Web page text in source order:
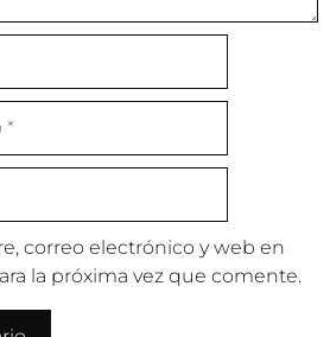
correo electrónico y web en
la próxima vez que comente.